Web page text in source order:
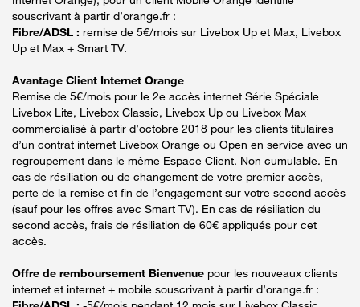
souscrivant à partir d’orange.fr :
Fibre/ADSL : remise de 5€/mois sur Livebox Up et Max, Livebox
Up et Max + Smart TV.
Avantage Client Internet Orange
Remise de 5€/mois pour le 2e accès internet Série Spéciale
Livebox Lite, Livebox Classic, Livebox Up ou Livebox Max
commercialisé à partir d’octobre 2018 pour les clients titulaires
d’un contrat internet Livebox Orange ou Open en service avec un
regroupement dans le même Espace Client. Non cumulable. En
cas de résiliation ou de changement de votre premier accès,
perte de la remise et fin de l’engagement sur votre second accès
(sauf pour les offres avec Smart TV). En cas de résiliation du
second accès, frais de résiliation de 60€ appliqués pour cet
accès.
Offre de remboursement Bienvenue pour les nouveaux clients
internet et internet + mobile souscrivant à partir d’orange.fr :